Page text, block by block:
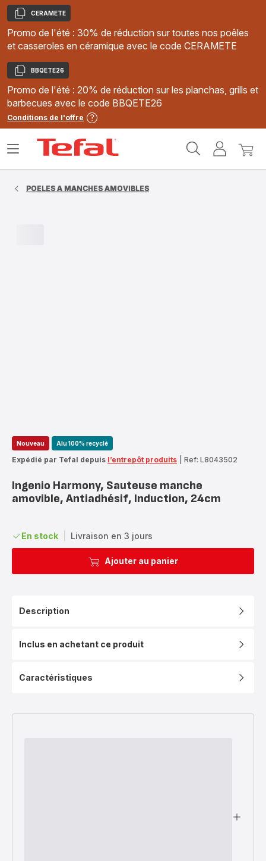
Copier
CERAMETE
Promo de l'été : 30% de réduction sur toutes nos poêles
et casseroles en céramique avec le code CERAMETE
Copier
BBQETE26
Promo de l'été : 20% de réduction sur les planchas, grills et
barbecues avec le code BBQETE26
Conditions de l'offre
MonMon
Ouvrir
POELES A MANCHES AMOVIBLES
Nouveau Alu 100% recyclé
Expédié par Tefal depuis l’entrepôt produits Ref: L8043502
Ingenio Harmony, Sauteuse manche
amovible, Antiadhésif, Induction, 24cm
En stock Livraison en 3 jours
Ajouter au panier
Description
Inclus en achetant ce produit
Caractéristiques